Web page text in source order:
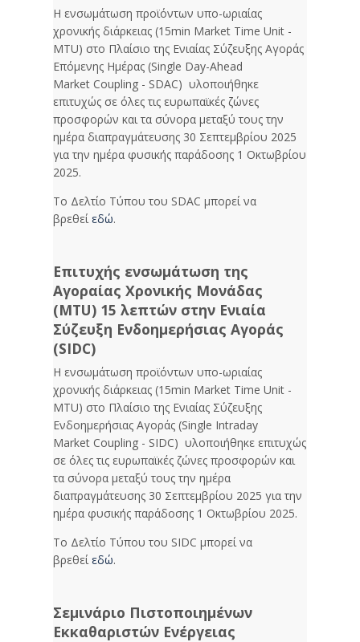
Η ενσωμάτωση προϊόντων υπο-ωριαίας
χρονικής διάρκειας (15min Market Time Unit -
MTU) στο Πλαίσιο της Ενιαίας Σύζευξης Αγοράς
Επόμενης Ημέρας (Single Day-Ahead
Market Coupling - SDAC) υλοποιήθηκε
επιτυχώς σε όλες τις ευρωπαϊκές ζώνες
προσφορών και τα σύνορα μεταξύ τους την
ημέρα διαπραγμάτευσης 30 Σεπτεμβρίου 2025
για την ημέρα φυσικής παράδοσης 1 Οκτωβρίου
2025.
Το Δελτίο Τύπου του SDAC μπορεί να
βρεθείεδώ.
Επιτυχής ενσωμάτωση της
Αγοραίας Χρονικής Μονάδας
(MTU) 15 λεπτών στην Ενιαία
Σύζευξη Ενδοημερήσιας Αγοράς
(SIDC)
Η ενσωμάτωση προϊόντων υπο-ωριαίας
χρονικής διάρκειας (15min Market Time Unit -
MTU) στο Πλαίσιο της Ενιαίας Σύζευξης
Ενδοημερήσιας Αγοράς (Single Intraday
Market Coupling - SIDC) υλοποιήθηκε επιτυχώς
σε όλες τις ευρωπαϊκές ζώνες προσφορών και
τα σύνορα μεταξύ τους την ημέρα
διαπραγμάτευσης 30 Σεπτεμβρίου 2025 για την
ημέρα φυσικής παράδοσης 1 Οκτωβρίου 2025.
Το Δελτίο Τύπου του SIDC μπορεί να
βρεθείεδώ.
Σεμινάριο Πιστοποιημένων
Εκκαθαριστών Ενέργειας